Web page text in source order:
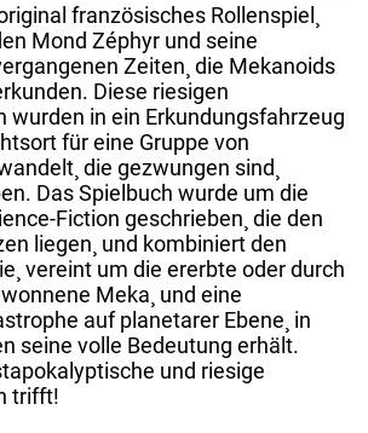
französisches Rollenspiel¸
Mond Zéphyr und seine
Zeiten¸ die Mekanoids
Diese riesigen
wurden in ein Erkundungsfahrzeug
für eine Gruppe von
die gezwungen sind¸
Das Spielbuch wurde um die
Fiction geschrieben¸ die den
liegen¸ und kombiniert den
vereint um die ererbte oder durch
Meka¸ und eine
auf planetarer Ebene¸ in
seine volle Bedeutung erhält.
und riesige
trifft!